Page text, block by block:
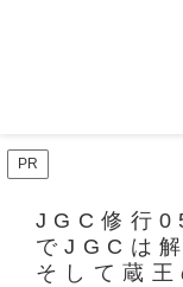
PR
JGC修行
でJGCは
そして蔵